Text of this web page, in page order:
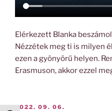
Elérkezett Blanka
Nézzétek meg ti is milyen
ezen a gyönyörű helyen.
Erasmuson, akkor ezzel
BEKÜLDVE:
2022. 09. 06.